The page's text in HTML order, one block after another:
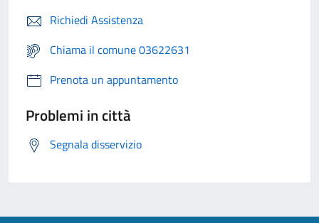
Richiedi Assistenza
Chiama il comune 03622631
Prenota un appuntamento
Problemi in città
Segnala disservizio